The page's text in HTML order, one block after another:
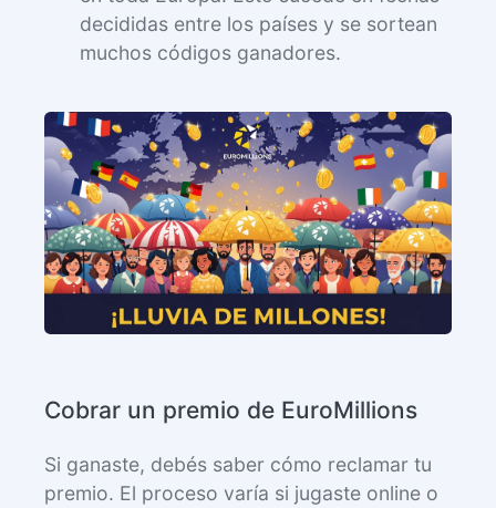
decididas entre los países y se sortean
muchos códigos ganadores.
Cobrar un premio de EuroMillions
Si ganaste, debés saber cómo reclamar tu
premio. El proceso varía si jugaste online o